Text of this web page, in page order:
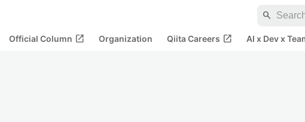
search
Official Column open_in_new Organization Qiita Careers open_in_new AI x Dev x